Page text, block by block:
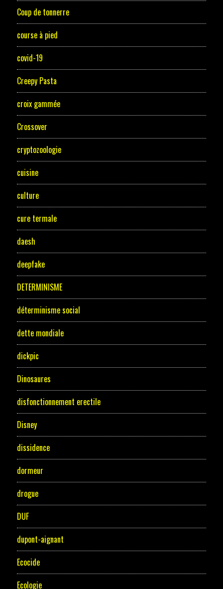
Coup de tonnerre
course à pied
covid-19
Creepy Pasta
croix gammée
Crossover
cryptozoologie
cuisine
culture
cure termale
daesh
deepfake
DETERMINISME
déterminisme social
dette mondiale
dickpic
Dinosaures
disfonctionnement erectile
Disney
dissidence
dormeur
drogue
DUF
dupont-aignant
Ecocide
Ecologie